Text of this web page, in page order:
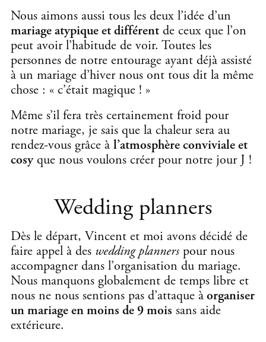
Nous aimons aussi tous les deux l’idée d’un
mariage atypique et différent de ceux que l’on
peut avoir l’habitude de voir. Toutes les
personnes de notre entourage ayant déjà assisté
à un mariage d’hiver nous ont tous dit la même
chose : « c’était magique ! »
Même s’il fera très certainement froid pour
notre mariage, je sais que la chaleur sera au
rendez-vous grâce à l’atmosphère conviviale et
cosyque nous voulons créer pour notre jour J !
Wedding planners
Dès le départ, Vincent et moi avons décidé de
faire appel à des wedding plannerspour nous
accompagner dans l’organisation du mariage.
Nous manquons globalement de temps libre et
nous ne nous sentions pas d’attaque àorganiser
un mariage en moins de 9 mois sans aide
extérieure.